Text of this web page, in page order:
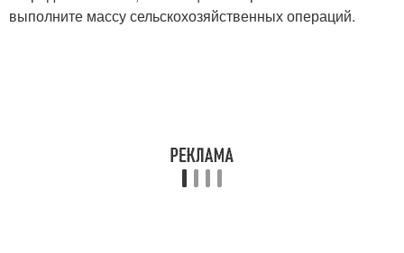
выполните массу сельскохозяйственных операций.